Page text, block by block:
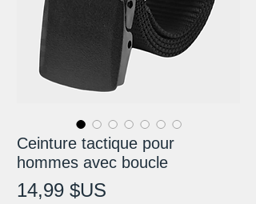
Ceinture tactique pour
hommes avec boucle
14,99 $US